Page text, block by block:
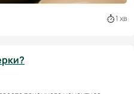
1 хв